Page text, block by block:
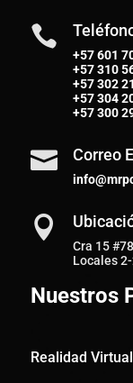

+57 601
+57310
+57302
+57304
+57300
 Correo

Cra 15
Locales
Nuestros
Realidad